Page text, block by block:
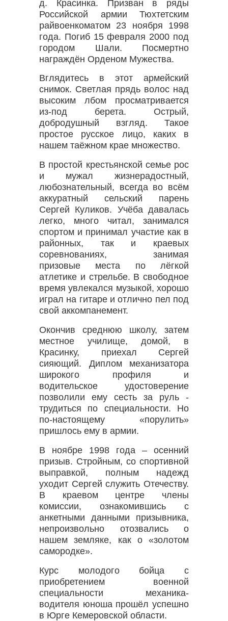
д. Красинка. Призван в ряды
Российской армии Тюхтетским
райвоенкоматом 23 ноября 1998
года. Погиб 15 февраля 2000 под
городом Шали. Посмертно
награждён Орденом Мужества.
Вглядитесь в этот армейский
снимок. Светлая прядь волос над
высоким лбом просматривается
из-под берета. Острый,
добродушный взгляд. Такое
простое русское лицо, каких в
нашем таёжном крае множество.
В простой крестьянской семье рос
и мужал жизнерадостный,
любознательный, всегда во всём
аккуратный сельский парень
Сергей Куликов. Учёба давалась
легко, много читал, занимался
спортом и принимал участие как в
районных, так и краевых
соревнованиях, занимая
призовые места по лёгкой
атлетике и стрельбе. В свободное
время увлекался музыкой, хорошо
играл на гитаре и отлично пел под
свой аккомпанемент.
Окончив среднюю школу, затем
местное училище, домой, в
Красинку, приехал Сергей
сияющий. Диплом механизатора
широкого профиля и
водительское удостоверение
позволили ему сесть за руль -
трудиться по специальности. Но
по-настоящему «порулить»
пришлось ему в армии.
В ноябре 1998 года – осенний
призыв. Стройным, со спортивной
выправкой, полным надежд
уходит Сергей служить Отечеству.
В краевом центре члены
комиссии, ознакомившись с
анкетными данными призывника,
непроизвольно отозвались о
нашем земляке, как о «золотом
самородке».
Курс молодого бойца с
приобретением военной
специальности механика-
водителя юноша прошёл успешно
в Юрге Кемеровской области.